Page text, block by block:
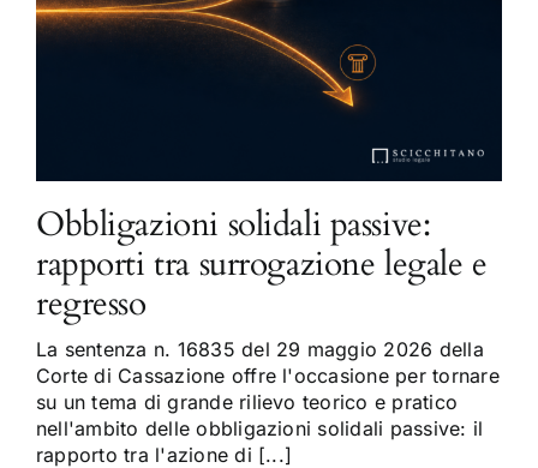
Obbligazioni solidali passive:
rapporti tra surrogazione legale e
regresso
La sentenza n. 16835 del 29 maggio 2026 della
Corte di Cassazione offre l'occasione per tornare
su un tema di grande rilievo teorico e pratico
nell'ambito delle obbligazioni solidali passive: il
rapporto tra l'azione di [...]